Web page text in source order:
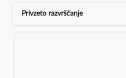
Privzeto razvrščanje